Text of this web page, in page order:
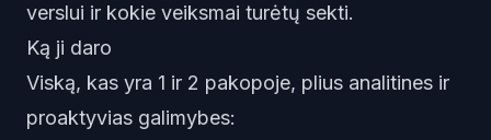
verslui ir kokie veiksmai turėtų sekti.
Ką ji daro
Viską, kas yra 1 ir 2 pakopoje, plius analitines ir
proaktyvias galimybes: